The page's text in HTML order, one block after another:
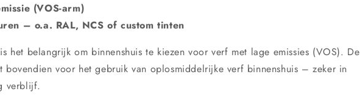
(VOS-arm)
– o.a. RAL, NCS of custom tinten
het belangrijk om binnenshuis te kiezen voor verf met lage emissies (VOS). De
bovendien voor het gebruik van oplosmiddelrijke verf binnenshuis – zeker in
verblijf.